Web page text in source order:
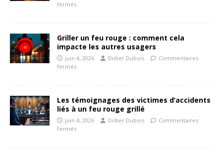
fermés
Griller un feu rouge : comment cela
impacte les autres usagers
juin 4, 2026 Didier Dubois
Commentaires
fermés
Les témoignages des victimes d’accidents
liés à un feu rouge grillé
juin 4, 2026 Didier Dubois
Commentaires
fermés